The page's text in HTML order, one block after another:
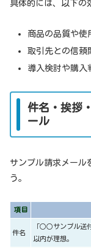
具体的には、以下の
商品の品質や使
取引先との信頼
導入検討や購入
件名・挨拶
ール
サンプル請求メール
う。
項目
件名
「○○サンプル送
以内が理想。